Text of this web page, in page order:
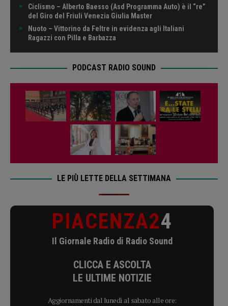
Ciclismo – Alberto Baesso (Asd Programma Auto) è il “re”
del Giro del Friuli Venezia Giulia Master
Nuoto – Vittorino da Feltre in evidenza agli Italiani
Ragazzi con Pilla e Barbazza
PODCAST RADIO SOUND
LE PIÙ LETTE DELLA SETTIMANA
PIACENZA24
Il Giornale Radio di Radio Sound
CLICCA E ASCOLTA
LE ULTIME NOTIZIE
Aggiornamenti dal lunedì al sabato alle ore: